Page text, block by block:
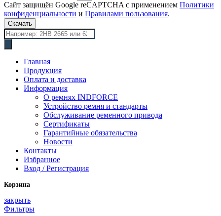
Сайт защищён Google reCAPTCHA с применением Политики
конфиденциальности и Правилами пользования.
Скачать
Поиск
товаров
Главная
Продукция
Оплата и доставка
Информация
О ремнях INDFORCE
Устройство ремня и стандарты
Обслуживание ременного привода
Сертификаты
Гарантийные обязательства
Новости
Контакты
Избранное
Вход / Регистрация
Корзина
закрыть
Фильтры